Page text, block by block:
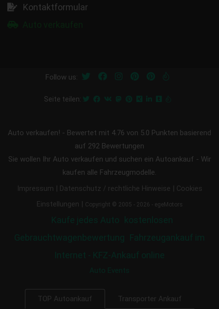
Kontaktformular
Follow us:
Seite teilen:
Auto verkaufen! - Bewertet mit 4.76 von 5.0 Punkten basierend
auf 292 Bewertungen
Sie wollen Ihr Auto verkaufen und suchen ein Autoankauf - Wir
kaufen alle Fahrzeugmodelle.
Impressum | Datenschutz / rechtliche Hinweise | Cookies
Einstellungen | Copyright © 2005 - 2026 - egeMotors
Kaufe jedes Auto kostenlosen
Gebrauchtwagenbewertung Fahrzeugankauf im
Internet - KFZ-Ankauf online
Auto Events
TOP Autoankauf Transporter Ankauf